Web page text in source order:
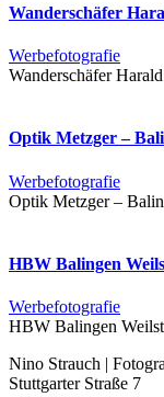
Wanderschäfer
Werbefotografie
Wanderschäfer
Optik Metzger –
Werbefotografie
Optik Metzger –
HBW Balingen
Werbefotografie
HBW Balingen
Nino Strauch |
Stuttgarter Straße 7